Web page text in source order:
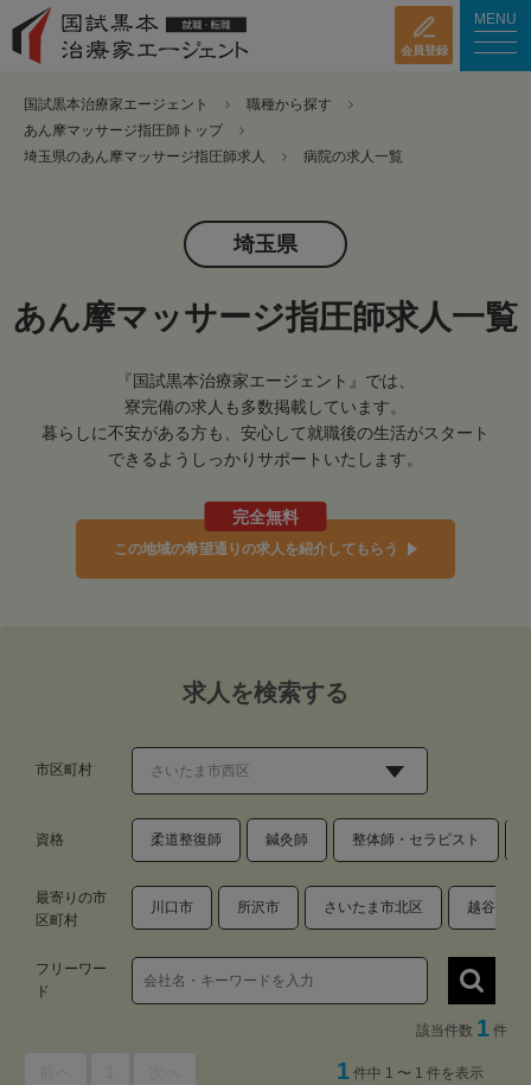
会員登録
MENU
国試黒本治療家エージェント
職種から探す
あん摩マッサージ指圧師トップ
埼玉県のあん摩マッサージ指圧師求人
病院の求人一覧
埼玉県
あん摩マッサージ指圧師求人一覧
『国試黒本治療家エージェント』では、
寮完備の求人も多数掲載しています。
暮らしに不安がある方も、安心して就職後の生活がスタート
できるようしっかりサポートいたします。
完全無料
この地域の希望通りの求人を紹介してもらう
求人を検索する
市区町村
資格 柔道整復師 鍼灸師 整体師・セラピスト
最寄りの市
区町村
川口市 所沢市 さいたま市北区 越谷市
フリーワー
ド
該当件数 1 件
1 件中 1 〜 1 件を表示